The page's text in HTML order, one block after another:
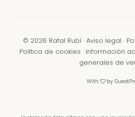
© 2026 Rafal Rubí · Aviso legal ·
Política de cookies · Información
generales de
With by